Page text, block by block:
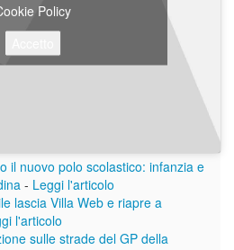
Policy
il nuovo polo scolastico: infanzia e
- Leggi l'articolo
lascia Villa Web e riapre a
l'articolo
sulle strade del GP della